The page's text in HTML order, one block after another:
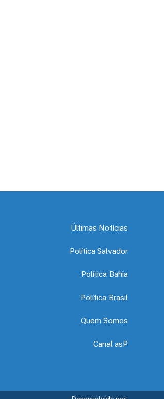
Últimas Notícias
Política Salvador
Política Bahia
Política Brasil
Quem Somos
Canal asP